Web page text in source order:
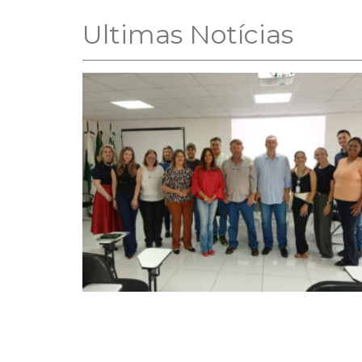
Ultimas Notícias